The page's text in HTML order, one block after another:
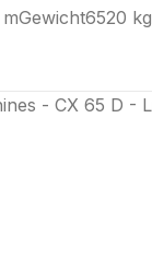
Gewicht6520 kg